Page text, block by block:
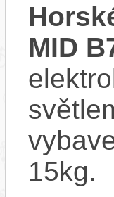
MID
15kg.